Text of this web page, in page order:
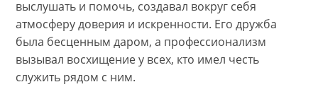
выслушать и помочь, создавал вокруг себя
атмосферу доверия и искренности. Его дружба
была бесценным даром, а профессионализм
вызывал восхищение у всех, кто имел честь
служить рядом с ним.